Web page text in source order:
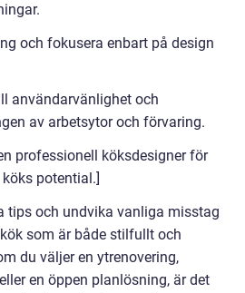
och fokusera enbart på design
användarvänlighet och
av arbetsytor och förvaring.
professionell köksdesigner för
potential.]
tips och undvika vanliga misstag
som är både stilfullt och
du väljer en ytrenovering,
en öppen planlösning, är det